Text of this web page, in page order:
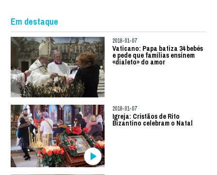
Em destaque
2018-01-07
Vaticano: Papa batiza 34 bebés
e pede que famílias ensinem
«dialeto» do amor
2018-01-07
Igreja: Cristãos de Rito
Bizantino celebram o Natal